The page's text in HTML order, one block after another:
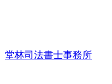
堂林司法書士事務所